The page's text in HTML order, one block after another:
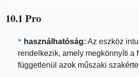
10.1 Pro
használhatóság: Az eszköz
rendelkezik, amely megkönnyíti a
függetlenül azok műszaki